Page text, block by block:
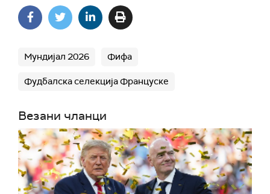
Мундијал 2026 Фифа
Фудбалска селекција Француске
Везани чланци